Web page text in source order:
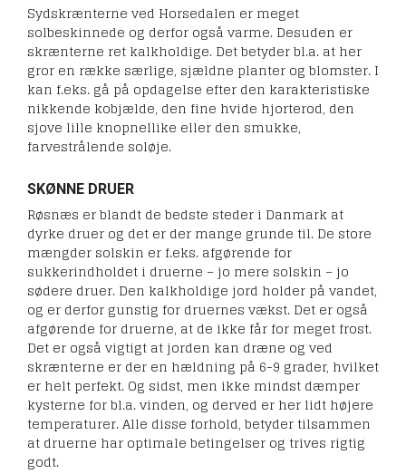
Sydskrænterne ved Horsedalen er meget
solbeskinnede og derfor også varme. Desuden er
skrænterne ret kalkholdige. Det betyder bl.a. at her
gror en række særlige, sjældne planter og blomster. I
kan f.eks. gå på opdagelse efter den karakteristiske
nikkende kobjælde, den fine hvide hjorterod, den
sjove lille knopnellike eller den smukke,
farvestrålende soløje.
SKØNNE DRUER
Røsnæs er blandt de bedste steder i Danmark at
dyrke druer og det er der mange grunde til. De store
mængder solskin er f.eks. afgørende for
sukkerindholdet i druerne – jo mere solskin – jo
sødere druer. Den kalkholdige jord holder på vandet,
og er derfor gunstig for druernes vækst. Det er også
afgørende for druerne, at de ikke får for meget frost.
Det er også vigtigt at jorden kan dræne og ved
skrænterne er der en hældning på 6-9 grader, hvilket
er helt perfekt. Og sidst, men ikke mindst dæmper
kysterne for bl.a. vinden, og derved er her lidt højere
temperaturer. Alle disse forhold, betyder tilsammen
at druerne har optimale betingelser og trives rigtig
godt.